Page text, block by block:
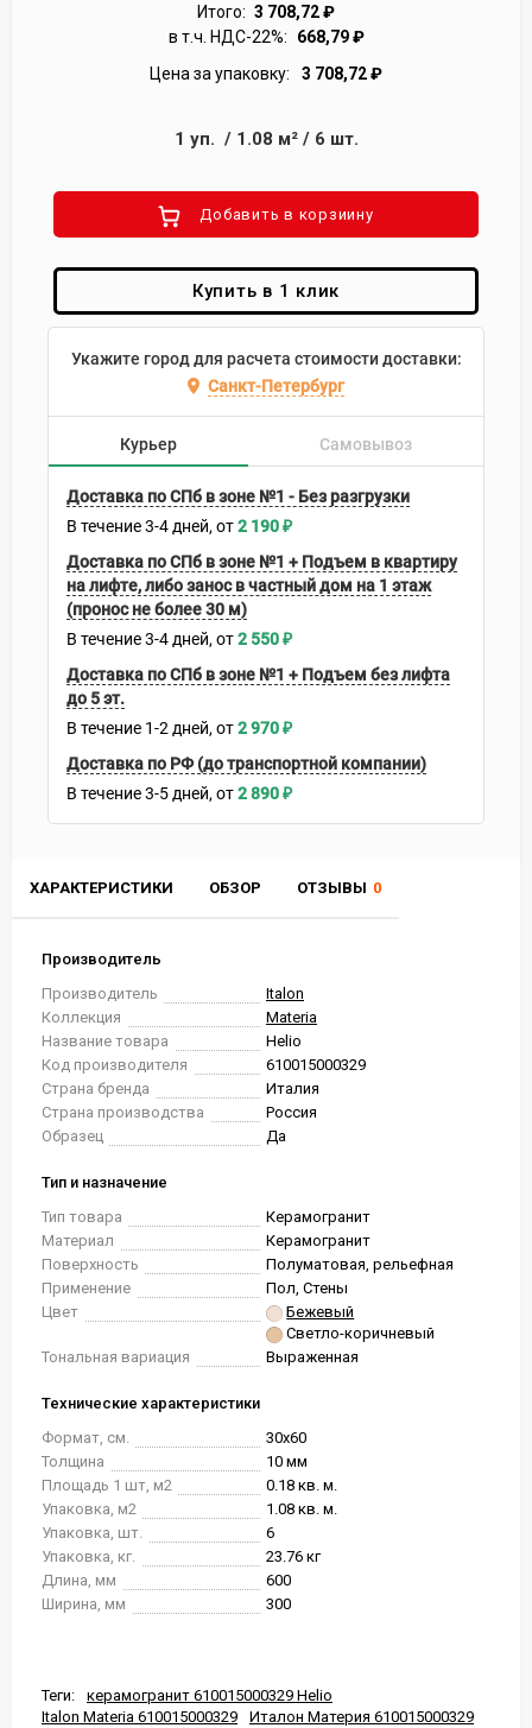
ХАРАКТЕРИСТИКИ ОБЗОР ОТЗЫВЫ 0
Производитель
Производитель
Italon
Коллекция
Materia
Название товара
Helio
Код производителя
610015000329
Страна бренда
Италия
Страна производства
Россия
Образец
Да
Тип и назначение
Тип товара
Керамогранит
Материал
Керамогранит
Поверхность
Полуматовая, рельефная
Применение
Пол, Стены
Цвет
Бежевый
Светло-коричневый
Тональная вариация
Выраженная
Технические характеристики
Формат, см.
30x60
Толщина
10 мм
Площадь 1 шт, м2
0.18 кв. м.
Упаковка, м2
1.08 кв. м.
Упаковка, шт.
6
Упаковка, кг.
23.76 кг
Длина, мм
600
Ширина, мм
300
Теги:
керамогранит 610015000329 Helio
Italon Materia 610015000329
Италон Материя 610015000329
Итого: 3 708,72₽
в т.ч. НДС-22%:
668,79₽
Цена за упаковку:
3 708,72₽
1 уп. / 1.08 м²/ 6 шт.
Добавить в корзиину
Купить в 1 клик
Укажите город для расчета стоимости доставки:
Санкт-Петербург
Курьер Самовывоз
Доставка по СПб в зоне №1 - Без разгрузки
В течение3-4 дней 2 190₽
Доставка по СПб в зоне №1 + Подъем в квартиру
на лифте, либо занос в частный дом на 1 этаж
(пронос не более 30 м)
В течение3-4 дней 2 550₽
Доставка по СПб в зоне №1 + Подъем без лифта
до 5 эт.
В течение 1-2 дней 2 970₽
Доставка по РФ (до транспортной компании)
В течение3-5 дней 2 890₽